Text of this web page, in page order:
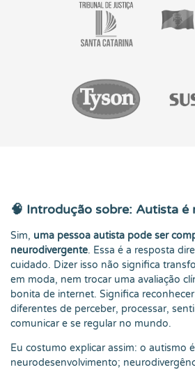
🧠 Introdução sobre: Autista é
Sim, uma pessoa autista pode ser
neurodivergente. Essa é a resposta
cuidado. Dizer isso não significa
em moda, nem trocar uma avaliação
bonita de internet. Significa
diferentes de perceber, processar,
comunicar e se regular no mundo.
Eu costumo explicar assim: o autismo
neurodesenvolvimento;